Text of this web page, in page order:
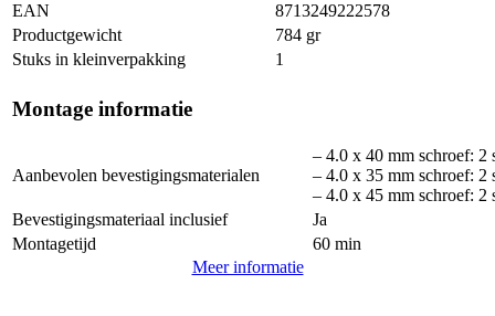
EAN
8713249222578
Productgewicht
784 gr
Stuks in kleinverpakking
1
Montage informatie
Aanbevolen bevestigingsmaterialen
– 4.0 x 40 mm schroef: 2
– 4.0 x 35 mm schroef: 2
– 4.0 x 45 mm schroef: 2
Bevestigingsmateriaal inclusief
Ja
Montagetijd
60 min
Meer informatie